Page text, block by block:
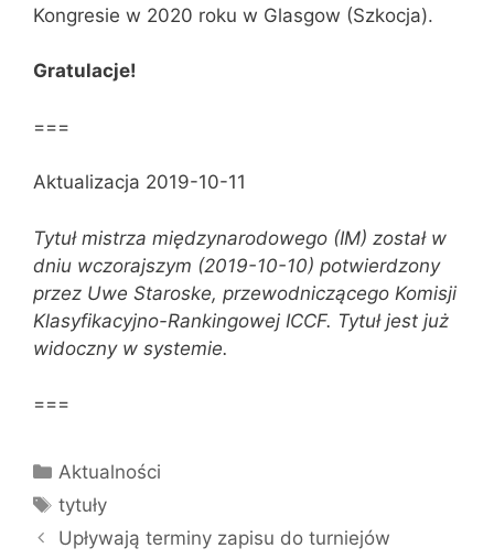
Kongresie w 2020 roku w Glasgow (Szkocja).
Gratulacje!
===
Aktualizacja 2019-10-11
Tytuł mistrza międzynarodowego (IM) został w
dniu wczorajszym (2019-10-10) potwierdzony
przez Uwe Staroske, przewodniczącego Komisji
Klasyfikacyjno-Rankingowej ICCF. Tytuł jest już
widoczny w systemie.
===
Kategorie
Aktualności
Tagi
tytuły
Upływają terminy zapisu do turniejów